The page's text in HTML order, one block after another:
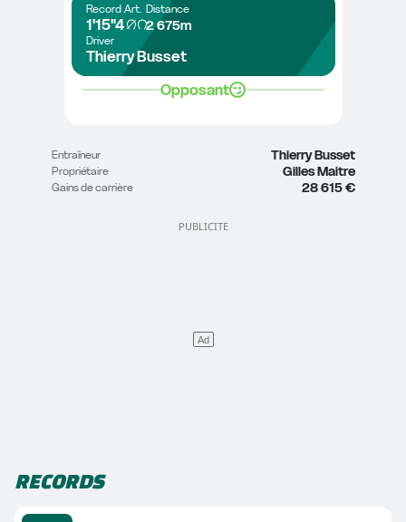
Record
1'15"4
Art. Distance
2 675m
Driver
Thierry Busset
Opposant
Entraîneur Thierry Busset
Propriétaire Gilles Maitre
Gains de carrière 28 615 €
RECORDS